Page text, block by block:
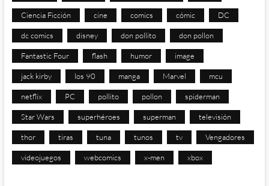
Ciencia Ficción cine comics cómic DC
dc comics disney don pollito don pollon
Fantastic Four flash humor image
jack kirby los 90 manga Marvel mcu
netflix PC pollito pollon spiderman
Star Wars superhéroes superman televisión
thor tiras tuna tunos tv Vengadores
videojuegos webcomics x-men xbox